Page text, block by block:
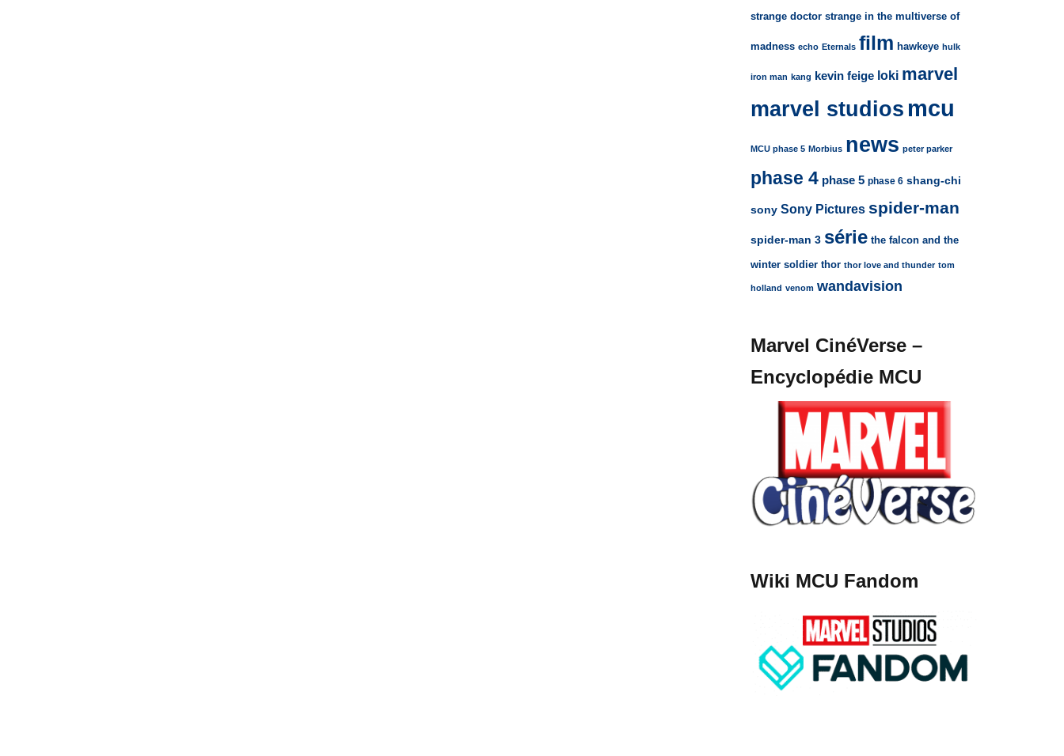
strange doctor strange in the multiverse of
madness echo Eternals film hawkeye hulk
iron man kang kevin feige loki marvel
marvel studios mcu
MCU phase 5 Morbius news peter parker
phase 4 phase 5 phase 6 shang-chi
sony Sony Pictures spider-man
spider-man 3 série the falcon and the
winter soldier thor thor love and thunder tom
holland venom wandavision
Marvel CinéVerse –
Encyclopédie MCU
Wiki MCU Fandom